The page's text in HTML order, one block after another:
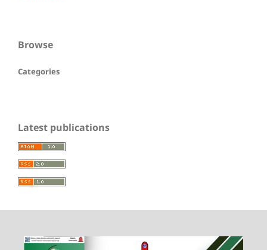
Browse
Categories
Latest publications